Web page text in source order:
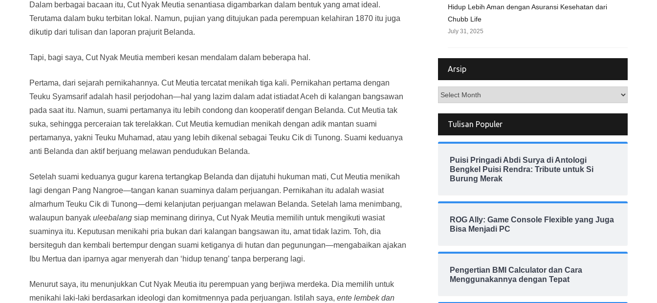
Dalam berbagai bacaan itu, Cut Nyak Meutia senantiasa digambarkan dalam bentuk yang amat ideal.
Terutama dalam buku terbitan lokal. Namun, pujian yang ditujukan pada perempuan kelahiran 1870 itu juga
dikutip dari tulisan dan laporan prajurit Belanda.
Tapi, bagi saya, Cut Nyak Meutia memberi kesan mendalam dalam beberapa hal.
Pertama, dari sejarah pernikahannya. Cut Meutia tercatat menikah tiga kali. Pernikahan pertama dengan
Teuku Syamsarif adalah hasil perjodohan—hal yang lazim dalam adat istiadat Aceh di kalangan bangsawan
pada saat itu. Namun, suami pertamanya itu lebih condong dan kooperatif dengan Belanda. Cut Meutia tak
suka, sehingga perceraian tak terelakkan. Cut Meutia kemudian menikah dengan adik mantan suami
pertamanya, yakni Teuku Muhamad, atau yang lebih dikenal sebagai Teuku Cik di Tunong. Suami keduanya
anti Belanda dan aktif berjuang melawan pendudukan Belanda.
Setelah suami keduanya gugur karena tertangkap Belanda dan dijatuhi hukuman mati, Cut Meutia menikah
lagi dengan Pang Nangroe—tangan kanan suaminya dalam perjuangan. Pernikahan itu adalah wasiat
almarhum Teuku Cik di Tunong—demi kelanjutan perjuangan melawan Belanda. Setelah lama menimbang,
walaupun banyak uleebalang siap meminang dirinya, Cut Nyak Meutia memilih untuk mengikuti wasiat
suaminya itu. Keputusan menikahi pria bukan dari kalangan bangsawan itu, amat tidak lazim. Toh, dia
bersiteguh dan kembali bertempur dengan suami ketiganya di hutan dan pegunungan—mengabaikan ajakan
Ibu Mertua dan iparnya agar menyerah dan ‘hidup tenang’ tanpa berperang lagi.
Menurut saya, itu menunjukkan Cut Nyak Meutia itu perempuan yang berjiwa merdeka. Dia memilih untuk
menikahi laki-laki berdasarkan ideologi dan komitmennya pada perjuangan. Istilah saya, ente lembek dan
Hidup Lebih Aman dengan Asuransi Kesehatan dari
Chubb Life
July 31, 2025
Arsip
Arsip
Tulisan Populer
Puisi Pringadi Abdi Surya di Antologi
Bengkel Puisi Rendra: Tribute untuk Si
Burung Merak
ROG Ally: Game Console Flexible yang Juga
Bisa Menjadi PC
Pengertian BMI Calculator dan Cara
Menggunakannya dengan Tepat